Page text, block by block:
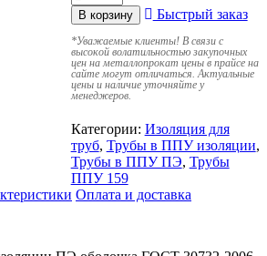
В корзину Быстрый заказ
*Уважаемые клиенты! В связи с
высокой волатильностью закупочных
цен на металлопрокат цены в прайсе на
сайте могут отличаться. Актуальные
цены и наличие уточняйте у
менеджеров.
Категории: Изоляция для
труб, Трубы в ППУ изоляции,
Трубы в ППУ ПЭ, Трубы
ППУ 159
Оплата и доставка